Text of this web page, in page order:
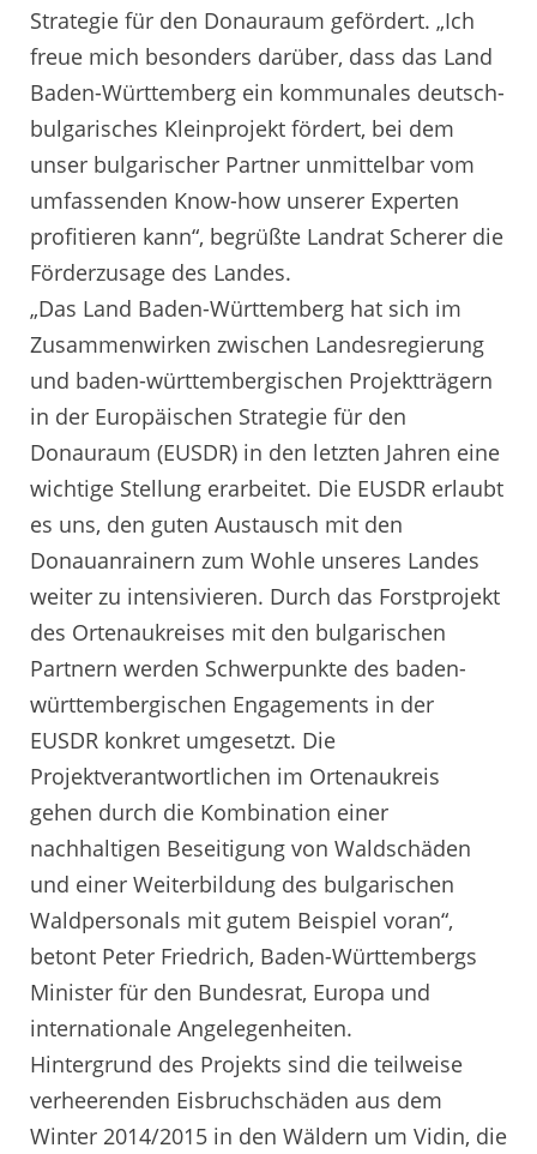
Strategie für den Donauraum gefördert. „Ich
freue mich besonders darüber, dass das Land
Baden-Württemberg ein kommunales deutsch-
bulgarisches Kleinprojekt fördert, bei dem
unser bulgarischer Partner unmittelbar vom
umfassenden Know-how unserer Experten
profitieren kann“, begrüßte Landrat Scherer die
Förderzusage des Landes.
„Das Land Baden-Württemberg hat sich im
Zusammenwirken zwischen Landesregierung
und baden-württembergischen Projektträgern
in der Europäischen Strategie für den
Donauraum (EUSDR) in den letzten Jahren eine
wichtige Stellung erarbeitet. Die EUSDR erlaubt
es uns, den guten Austausch mit den
Donauanrainern zum Wohle unseres Landes
weiter zu intensivieren. Durch das Forstprojekt
des Ortenaukreises mit den bulgarischen
Partnern werden Schwerpunkte des baden-
württembergischen Engagements in der
EUSDR konkret umgesetzt. Die
Projektverantwortlichen im Ortenaukreis
gehen durch die Kombination einer
nachhaltigen Beseitigung von Waldschäden
und einer Weiterbildung des bulgarischen
Waldpersonals mit gutem Beispiel voran“,
betont Peter Friedrich, Baden-Württembergs
Minister für den Bundesrat, Europa und
internationale Angelegenheiten.
Hintergrund des Projekts sind die teilweise
verheerenden Eisbruchschäden aus dem
Winter 2014/2015 in den Wäldern um Vidin, die